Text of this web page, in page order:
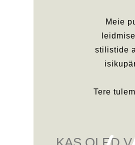
Meie
stilistide
Tere